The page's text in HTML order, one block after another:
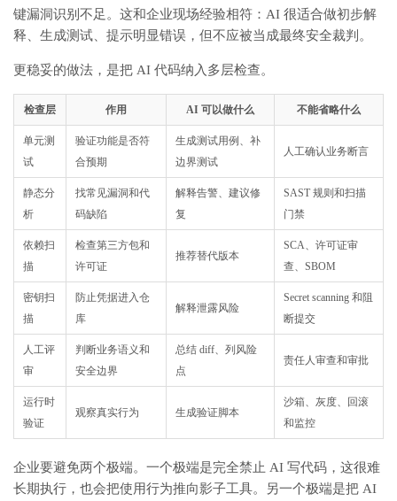
键漏洞识别不足。这和企业现场经验相符：AI 很适合做初步解
释、生成测试、提示明显错误，但不应被当成最终安全裁判。
更稳妥的做法，是把 AI 代码纳入多层检查。
检查层 作用 AI 可以做什么 不能省略什么
单元测
试
验证功能是否符
合预期
生成测试用例、补
边界测试
人工确认业务断言
静态分
析
找常见漏洞和代
码缺陷
解释告警、建议修
复
SAST 规则和扫描
门禁
依赖扫
描
检查第三方包和
许可证
推荐替代版本
SCA、许可证审
查、SBOM
密钥扫
描
防止凭据进入仓
库
解释泄露风险
Secret scanning 和阻
断提交
人工评
审
判断业务语义和
安全边界
总结 diff、列风险
点
责任人审查和审批
运行时
验证
观察真实行为 生成验证脚本
沙箱、灰度、回滚
和监控
企业要避免两个极端。一个极端是完全禁止 AI 写代码，这很难
长期执行，也会把使用行为推向影子工具。另一个极端是把 AI